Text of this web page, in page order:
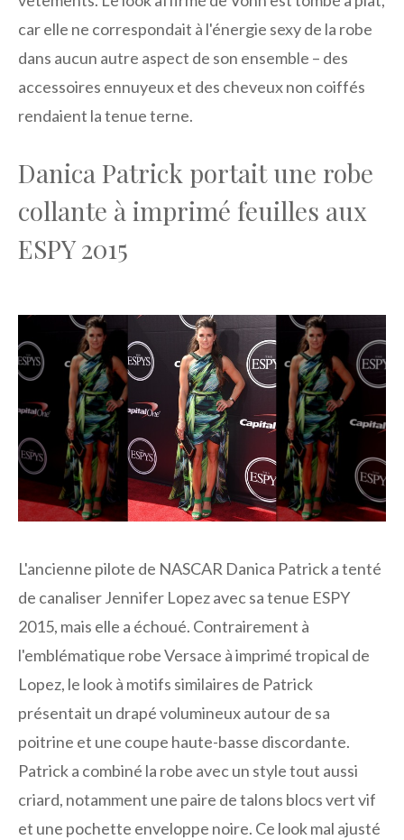
car elle ne correspondait à l'énergie sexy de la robe
dans aucun autre aspect de son ensemble – des
accessoires ennuyeux et des cheveux non coiffés
rendaient la tenue terne.
Danica Patrick portait une robe
collante à imprimé feuilles aux
ESPY 2015
L'ancienne pilote de NASCAR Danica Patrick a tenté
de canaliser Jennifer Lopez avec sa tenue ESPY
2015, mais elle a échoué. Contrairement à
l'emblématique robe Versace à imprimé tropical de
Lopez, le look à motifs similaires de Patrick
présentait un drapé volumineux autour de sa
poitrine et une coupe haute-basse discordante.
Patrick a combiné la robe avec un style tout aussi
criard, notamment une paire de talons blocs vert vif
et une pochette enveloppe noire. Ce look mal ajusté